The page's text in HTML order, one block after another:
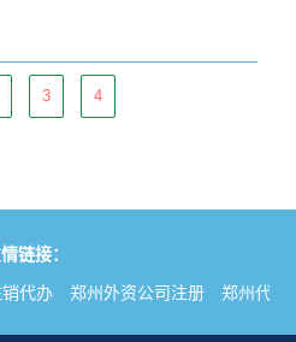
3 4
链接：
代办 郑州外资公司注册 郑州代理